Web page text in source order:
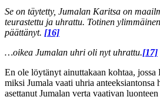
Se on täytetty, Jumalan Karitsa on
teurastettu ja uhrattu. Totinen
päättänyt. [16]
…oikea Jumalan uhri oli nyt uhrattu.[17]
En ole löytänyt ainuttakaan kohtaa,
miksi Jumala vaati uhria
asettanut Jumalan verta vaativan